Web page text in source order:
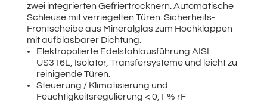
zwei integrierten Gefriertrocknern. Automatische
Schleuse mit verriegelten Türen. Sicherheits-
Frontscheibe aus Mineralglas zum Hochklappen
mit aufblasbarer Dichtung.
Elektropolierte Edelstahlausführung AISI
US316L, Isolator, Transfersysteme und leicht zu
reinigende Türen.
Steuerung / Klimatisierung und
Feuchtigkeitsregulierung < 0,1 % rF